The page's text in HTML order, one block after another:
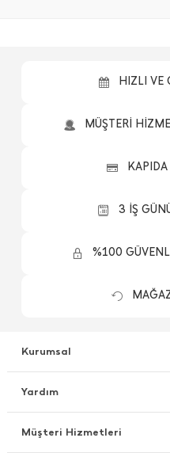
HIZLI VE
MÜŞTERİ
3 İŞ
%100
Kurumsal
Yardım
Müşteri Hizmetleri